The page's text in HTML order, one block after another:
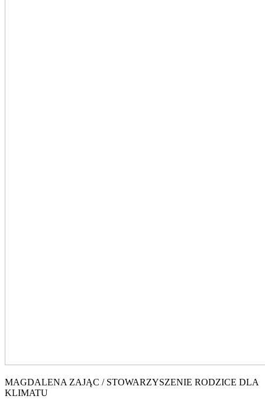
MAGDALENA ZAJĄC / STOWARZYSZENIE RODZICE DLA
KLIMATU